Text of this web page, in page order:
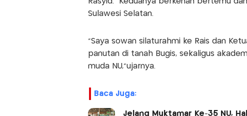
Sulawesi Selatan.
“Saya sowan silaturahmi ke Rais dan
panutan di tanah Bugis, sekaligus
muda NU,”ujarnya.
Baca Juga:
Jelang Muktamar Ke-35 NU,